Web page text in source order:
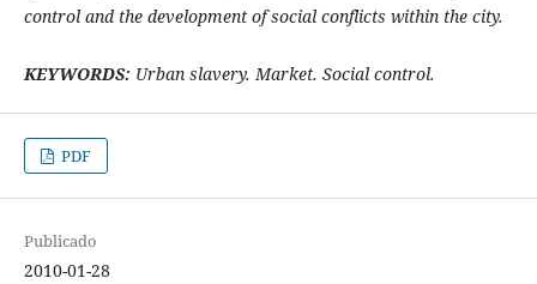
control and the development of social conflicts within the city.
KEYWORDS: Urban slavery. Market. Social control.
PDF
Publicado
2010-01-28